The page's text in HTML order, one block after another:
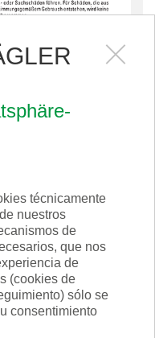
Lámpara de
de
aquí le
para el
conversiones.
técnicamente
nuestros
de
que nos
de
(cookies de
sólo se
consentimiento